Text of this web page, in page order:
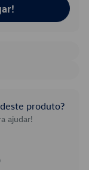
produto?
ajudar!